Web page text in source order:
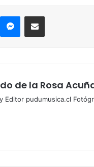
MessengerCompartir por correo
de la Rosa
Editor pudumusica.cl